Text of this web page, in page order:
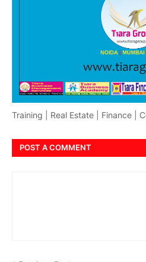
Training | Real Estate | Finance |
POST A COMMENT